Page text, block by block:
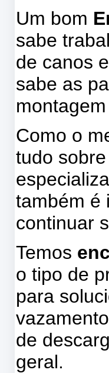
Um bom
sabe
de canos
sabe as
Como o
tudo
também é
continuar
Temos
o tipo de
para
de
geral.